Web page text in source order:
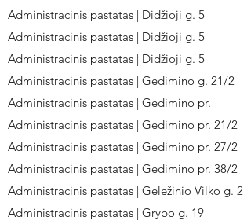
Administracinis pastatas | Didžioji g. 5
Administracinis pastatas | Didžioji g. 5
Administracinis pastatas | Didžioji g. 5
Administracinis pastatas | Gedimino g. 21/2
Administracinis pastatas | Gedimino pr.
Administracinis pastatas | Gedimino pr. 21/2
Administracinis pastatas | Gedimino pr. 27/2
Administracinis pastatas | Gedimino pr. 38/2
Administracinis pastatas | Geležinio Vilko g. 2
Administracinis pastatas | Grybo g. 19